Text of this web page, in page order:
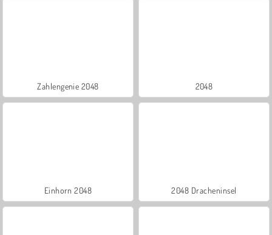
Zahlengenie 2048 2048
Einhorn 2048 2048 Dracheninsel